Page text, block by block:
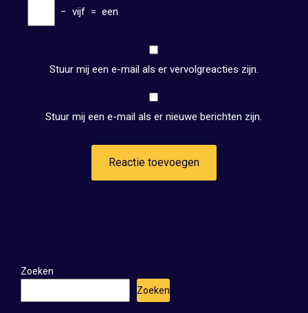
− vijf = een
Stuur mij een e-mail als er vervolgreacties zijn.
Stuur mij een e-mail als er nieuwe berichten zijn.
Zoeken
Zoeken